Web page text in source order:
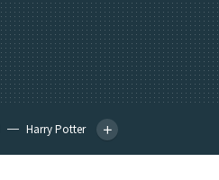
Harry Potter